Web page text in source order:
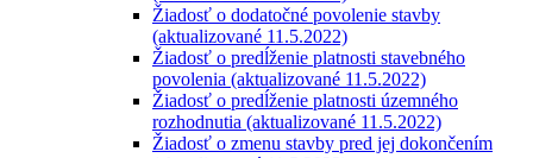
Žiadosť o dodatočné povolenie stavby
(aktualizované 11.5.2022)
Žiadosť o predĺženie platnosti stavebného
povolenia (aktualizované 11.5.2022)
Žiadosť o predĺženie platnosti územného
rozhodnutia (aktualizované 11.5.2022)
Žiadosť o zmenu stavby pred jej dokončením